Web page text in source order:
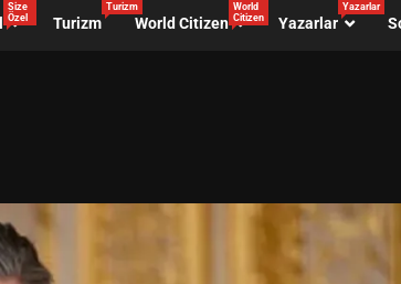
Size
Özel
Turizm
Turizm
World Citizen
World
Citizen
Yazarlar
Yazarlar